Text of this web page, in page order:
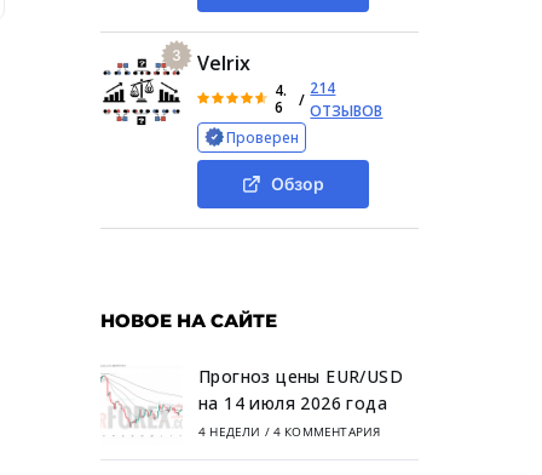
3 Velrix
4.
6
/
214
ОТЗЫВОВ
Проверен
Обзор
НОВОЕ НА САЙТЕ
Прогноз цены EUR/USD
на 14 июля 2026 года
4 НЕДЕЛИ / 4 КОММЕНТАРИЯ